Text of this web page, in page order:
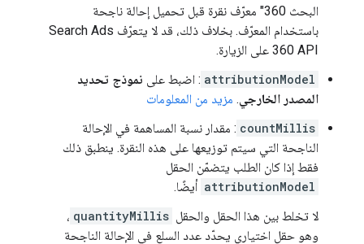
البحث 360" معرّف نقرة قبل تحميل إحالة ناجحة
باستخدام المعرّف. بخلاف ذلك، قد لا يتعرّف Search Ads
360 API على الزيارة.
attributionModel : اضبط على نموذج تحديد
المصدر الخارجي. مزيد من المعلومات
countMillis : مقدار نسبة المساهمة في الإحالة
الناجحة التي سيتم توزيعها على هذه النقرة. ينطبق ذلك
فقط إذا كان الطلب يتضمّن الحقل
attributionModel أيضًا.
لا تخلط بين هذا الحقل والحقل quantityMillis ،
وهو حقل اختياري يحدّد عدد السلع في الإحالة الناجحة